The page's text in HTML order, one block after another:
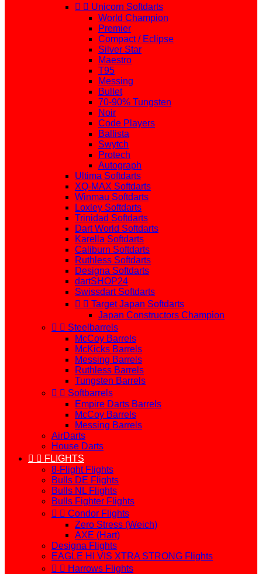
  Unicorn Softdarts
World Champion
Premier
Compact / Eclipse
Silver Star
Maestro
T95
Messing
Bullet
70-90% Tungsten
Noir
Code Players
Ballista
Swytch
Protech
Autograph
Ultima Softdarts
XQ-MAX Softdarts
Winmau Softdarts
Loxley Softdarts
Trinidad Softdarts
Dart World Softdarts
Karella Softdarts
Caliburn Softdarts
Ruthless Softdarts
Designa Softdarts
dartSHOP24
Swissdart Softdarts
  Target Japan Softdarts
Japan Constructors Champion
  Steelbarrels
McCoy Barrels
McKicks Barrels
Messing Barrels
Ruthless Barrels
Tungsten Barrels
  Softbarrels
Empire Darts Barrels
McCoy Barrels
Messing Barrels
AirDarts
House Darts
  FLIGHTS
8-Flight Flights
Bulls DE Flights
Bulls NL Flights
Bulls Fighter Flights
  Condor Flights
Zero Stress (Weich)
AXE (Hart)
Designa Flights
EAGLE HI VIS XTRA STRONG Flights
  Harrows Flights